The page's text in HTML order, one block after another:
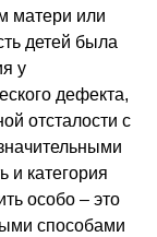
матери или
детей была
у
дефекта,
отсталости с
и категория
особо – это
способами